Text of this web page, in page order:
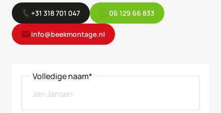
+31 318 701 047 06 129 66 833
info@beekmontage.nl
Volledige naam*